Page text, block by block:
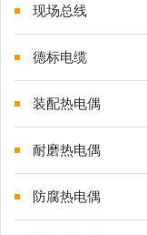
现场总线
德标电缆
装配热电偶
耐磨热电偶
防腐热电偶